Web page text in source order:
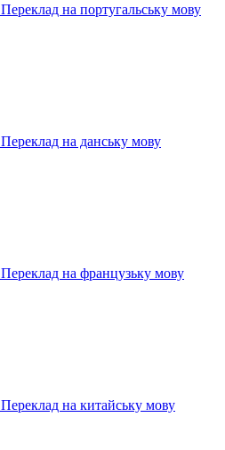
Переклад на португальську мову
Переклад на данську мову
Переклад на французьку мову
Переклад на китайську мову